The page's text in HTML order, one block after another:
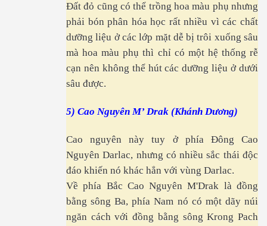
Đất đỏ cũng có thể trồng hoa màu phụ nhưng
phải bón phân hóa học rất nhiều vì các chất
dưỡng liệu ở các lớp mặt dễ bị trôi xuống sâu
mà hoa màu phụ thì chỉ có một hệ thống rễ
cạn nên không thể hút các dưỡng liệu ở dưới
sâu được.
5) Cao Nguyên M’ Drak (Khánh Dương)
Cao nguyên này tuy ở phía Đông Cao
Nguyên Darlac, nhưng có nhiều sắc thái độc
đáo khiến nó khác hẳn với vùng Darlac.
Về phía Bắc Cao Nguyên M'Drak là đồng
bằng sông Ba, phía Nam nó có một dãy núi
ngăn cách với đồng bằng sông Krong Pach